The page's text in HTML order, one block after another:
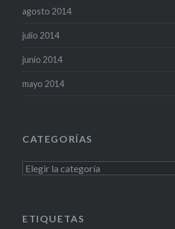
agosto 2014
julio 2014
junio 2014
mayo 2014
CATEGORÍAS
Categorías
ETIQUETAS